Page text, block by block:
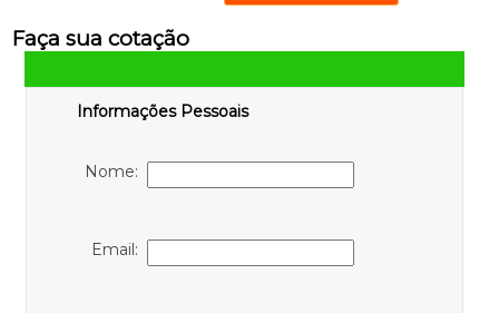
Faça sua cotação
Informações Pessoais
Nome:
Email: